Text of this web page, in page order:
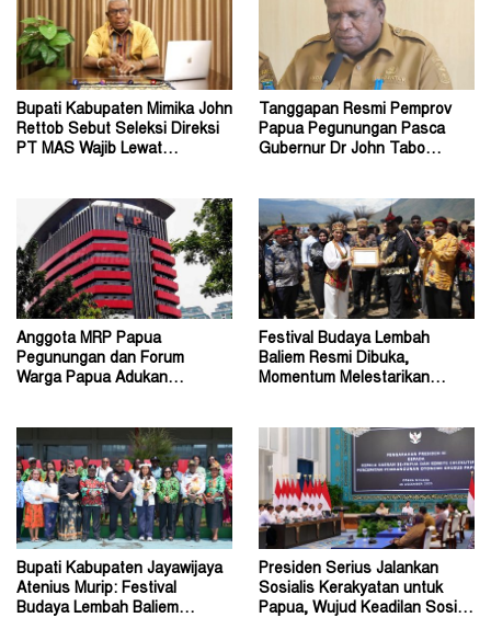
Bupati Kabupaten Mimika John
Rettob Sebut Seleksi Direksi
PT MAS Wajib Lewat
Tanggapan Resmi Pemprov
Papua Pegunungan Pasca
Gubernur Dr John Tabo
Anggota MRP Papua
Pegunungan dan Forum
Warga Papua Adukan
Festival Budaya Lembah
Baliem Resmi Dibuka,
Momentum Melestarikan
Bupati Kabupaten Jayawijaya
Atenius Murip: Festival
Budaya Lembah Baliem
Presiden Serius Jalankan
Sosialis Kerakyatan untuk
Papua, Wujud Keadilan Sosial